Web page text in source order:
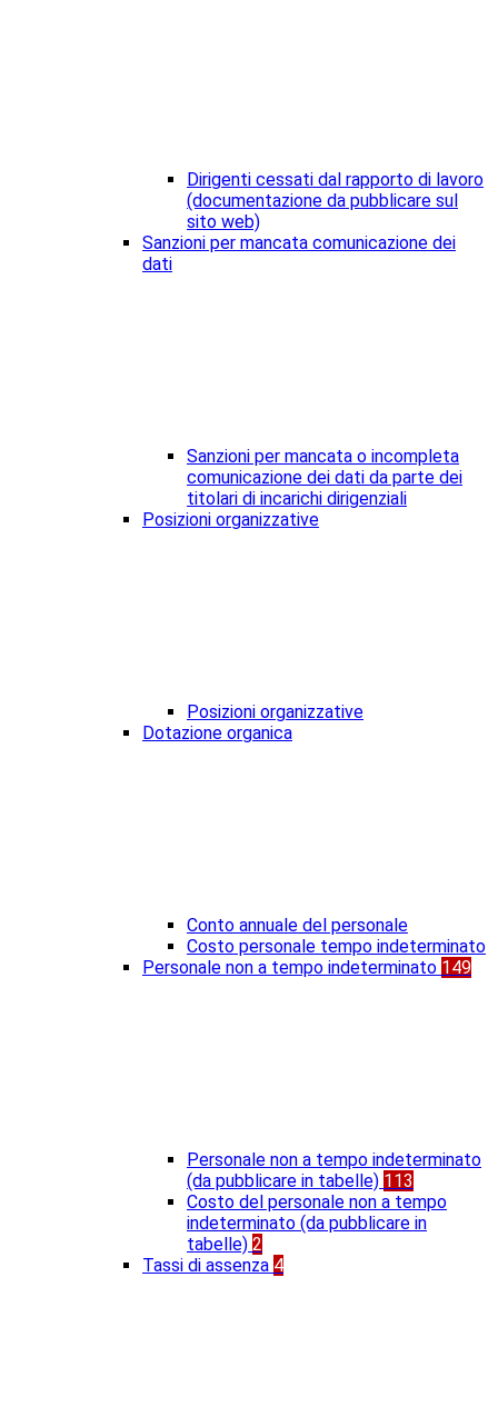
Dirigenti cessati dal rapporto di lavoro
(documentazione da pubblicare sul
sito web)
Sanzioni per mancata comunicazione dei
dati
Sanzioni per mancata o incompleta
comunicazione dei dati da parte dei
titolari di incarichi dirigenziali
Posizioni organizzative
Posizioni organizzative
Dotazione organica
Conto annuale del personale
Costo personale tempo indeterminato
Personale non a tempo indeterminato 149
Personale non a tempo indeterminato
(da pubblicare in tabelle) 113
Costo del personale non a tempo
indeterminato (da pubblicare in
tabelle) 2
Tassi di assenza 4